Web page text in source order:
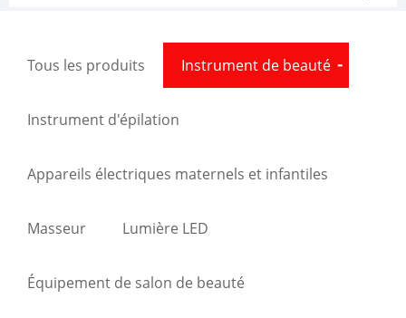
Tous les produits Instrument de beauté
Instrument d'épilation
Appareils électriques maternels et infantiles
Masseur Lumière LED
Équipement de salon de beauté